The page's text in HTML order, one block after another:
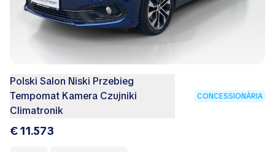
Polski Salon Niski Przebieg
Tempomat Kamera Czujniki
Climatronik
CONCESSIONÁRIA
€ 11.573